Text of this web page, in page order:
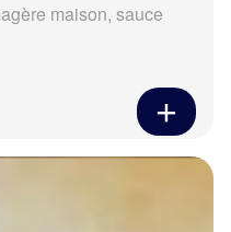
maison, sauce